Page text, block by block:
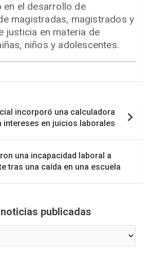
en el desarrollo de
magistradas, magistrados y
justicia en materia de
niños y adolescentes.
incorporó una calculadora
intereses en juicios laborales
una incapacidad laboral a
tras una caída en una escuela
publicadas